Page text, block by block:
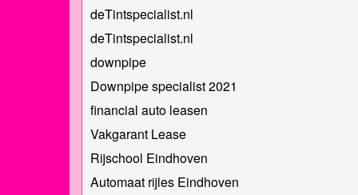
deTintspecialist.nl
deTintspecialist.nl
downpipe
Downpipe specialist 2021
financial auto leasen
Vakgarant Lease
Rijschool Eindhoven
Automaat rijles Eindhoven